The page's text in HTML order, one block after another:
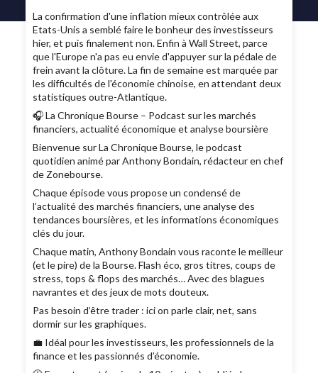
La confirmation d'une inflation mieux contrôlée aux
Etats-Unis a semblé faire le bonheur des investisseurs
hier, et puis finalement non. Enfin à Wall Street, parce
que l'Europe n'a pas eu envie d'appuyer sur la pédale de
frein avant la clôture. La fin de semaine est marquée par
les difficultés de l'économie chinoise, en attendant deux
statistiques outre-Atlantique.
🎧 La Chronique Bourse – Podcast sur les marchés
financiers, actualité économique et analyse boursière
Bienvenue sur La Chronique Bourse, le podcast
quotidien animé par Anthony Bondain, rédacteur en chef
de Zonebourse.
Chaque épisode vous propose un condensé de
l’actualité des marchés financiers, une analyse des
tendances boursières, et les informations économiques
clés du jour.
Chaque matin, Anthony Bondain vous raconte le meilleur
(et le pire) de la Bourse. Flash éco, gros titres, coups de
stress, tops & flops des marchés… Avec des blagues
navrantes et des jeux de mots douteux.
Pas besoin d’être trader : ici on parle clair, net, sans
dormir sur les graphiques.
💼 Idéal pour les investisseurs, les professionnels de la
finance et les passionnés d’économie.